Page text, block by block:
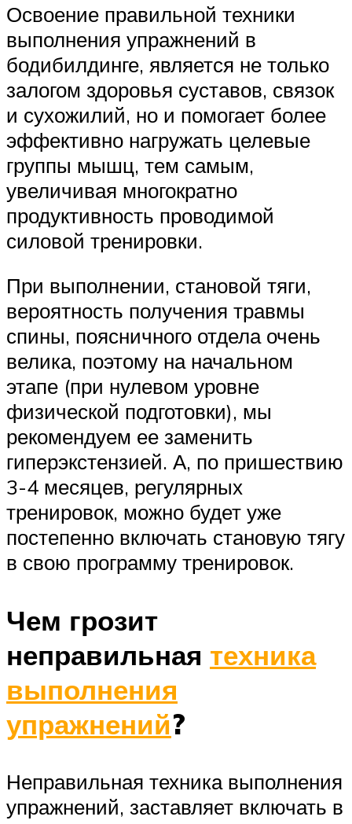
Освоение правильной техники
выполнения упражнений в
бодибилдинге, является не только
залогом здоровья суставов, связок
и сухожилий, но и помогает более
эффективно нагружать целевые
группы мышц, тем самым,
увеличивая многократно
продуктивность проводимой
силовой тренировки.
При выполнении, становой тяги,
вероятность получения травмы
спины, поясничного отдела очень
велика, поэтому на начальном
этапе (при нулевом уровне
физической подготовки), мы
рекомендуем ее заменить
гиперэкстензией. А, по пришествию
3-4 месяцев, регулярных
тренировок, можно будет уже
постепенно включать становую тягу
в свою программу тренировок.
Чем грозит
неправильная техника
выполнения
упражнений?
Неправильная техника выполнения
упражнений, заставляет включать в